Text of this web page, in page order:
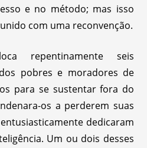
e no método; mas isso
com uma reconvenção.
repentinamente seis
pobres e moradores de
para se sustentar fora do
os a perderem suas
dedicaram
Um ou dois desses